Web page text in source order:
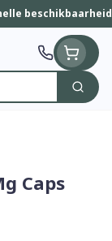
beschikbaarheid
Zoek
Caps